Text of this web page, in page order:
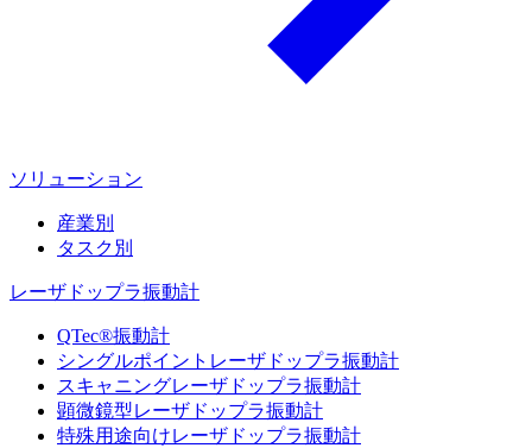
ソリューション
産業別
タスク別
レーザドップラ振動計
QTec®振動計
シングルポイントレーザドップラ振動計
スキャニングレーザドップラ振動計
顕微鏡型レーザドップラ振動計
特殊用途向けレーザドップラ振動計